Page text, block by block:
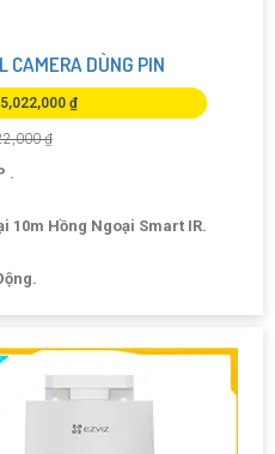
DÙNG PIN
₫
₫
.
10m Hồng Ngoại Smart IR.